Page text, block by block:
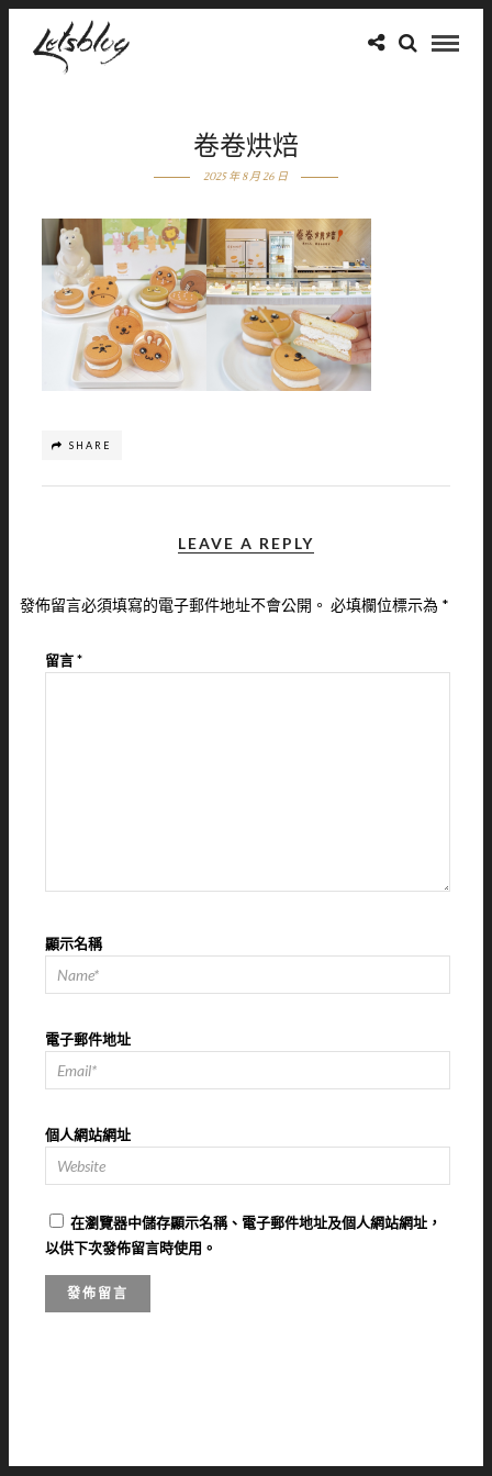
卷卷烘焙
2025 年 8 月 26 日
SHARE
LEAVE A REPLY
發佈留言必須填寫的電子郵件地址不會公開。 必填欄位標示為 *
留言*
顯示名稱
電子郵件地址
個人網站網址
在瀏覽器中儲存顯示名稱、電子郵件地址及個人網站網址，
以供下次發佈留言時使用。